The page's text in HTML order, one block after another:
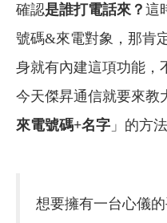
確認是誰打電話來？ 這
號碼&來電對象，那肯
身就有內建這項功能，
今天傑昇通信就要來教
來電號碼+名字 」的方
想要擁有一台心儀的